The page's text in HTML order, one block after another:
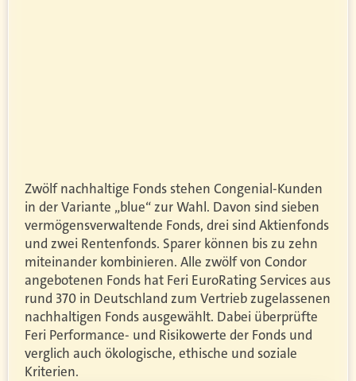
Zwölf nachhaltige Fonds stehen Congenial-Kunden
in der Variante „blue“ zur Wahl. Davon sind sieben
vermögensverwaltende Fonds, drei sind Aktienfonds
und zwei Rentenfonds. Sparer können bis zu zehn
miteinander kombinieren. Alle zwölf von Condor
angebotenen Fonds hat Feri EuroRating Services aus
rund 370 in Deutschland zum Vertrieb zugelassenen
nachhaltigen Fonds ausgewählt. Dabei überprüfte
Feri Performance- und Risikowerte der Fonds und
verglich auch ökologische, ethische und soziale
Kriterien.